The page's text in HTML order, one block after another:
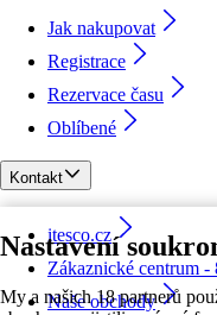
Nastavení
My a našich 18 partnerů
Jak nakupovat
Registrace
Rezervace času
Oblíbené
Kontakt
itesco.cz
Zákaznické centrum -
Naše obchody